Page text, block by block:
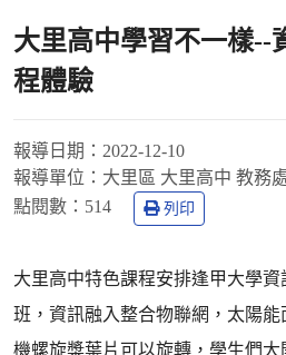
大里高中學習不一樣--
程體驗
報導日期： 2022-12-10
報導單位： 大里區 大里高中 教務
點閱數： 514 列印
大里高中特色課程安排逢甲大學
班，資訊融入整合物聯網，太陽
機螺旋槳葉片可以旋轉，學生們